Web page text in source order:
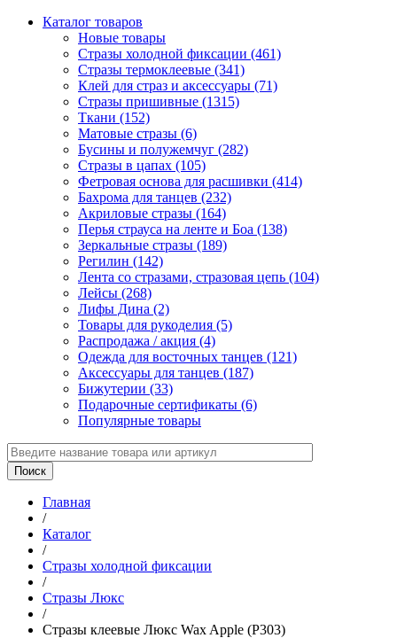
Каталог товаров
Новые товары
Стразы холодной фиксации (461)
Стразы термоклеевые (341)
Клей для страз и аксессуары (71)
Стразы пришивные (1315)
Ткани (152)
Матовые стразы (6)
Бусины и полужемчуг (282)
Стразы в цапах (105)
Фетровая основа для расшивки (414)
Бахрома для танцев (232)
Акриловые стразы (164)
Перья страуса на ленте и Боа (138)
Зеркальные стразы (189)
Регилин (142)
Лента со стразами, стразовая цепь (104)
Лейсы (268)
Лифы Дина (2)
Товары для рукоделия (5)
Распродажа / акция (4)
Одежда для восточных танцев (121)
Аксессуары для танцев (187)
Бижутерии (33)
Подарочные сертификаты (6)
Популярные товары
Главная
/
Каталог
/
Стразы холодной фиксации
/
Стразы Люкс
/
Стразы клеевые Люкс Wax Apple (P303)